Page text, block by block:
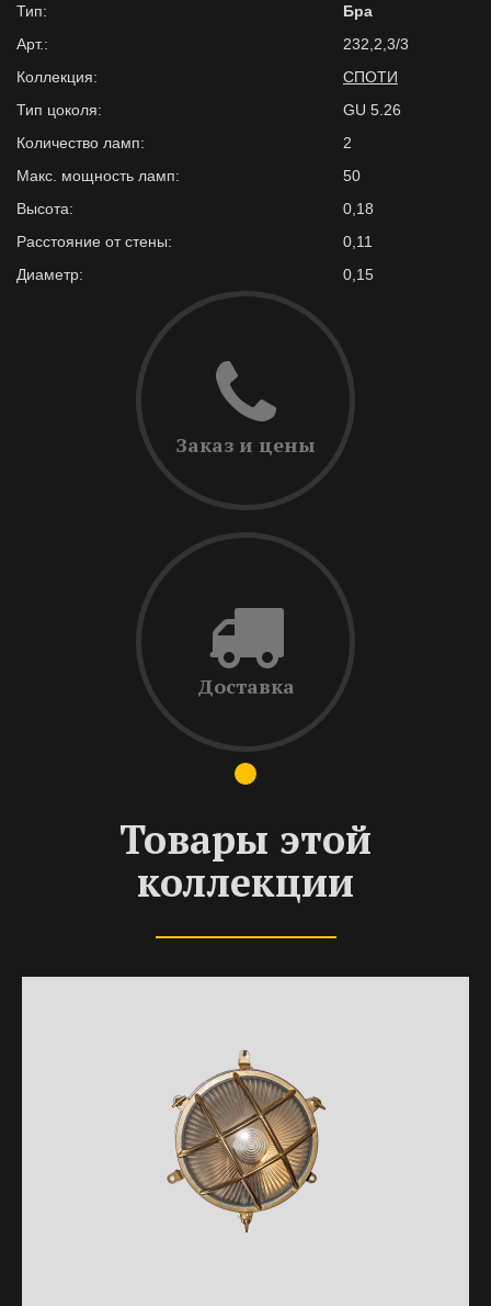
Тип:
Бра
Арт.:
232,2,3/3
Коллекция:
СПОТИ
Тип цоколя:
GU 5.26
Количество ламп:
2
Макс. мощность ламп:
50
Высота:
0,18
Расстояние от стены:
0,11
Диаметр:
0,15
Заказ и цены
Доставка
Товары этой
коллекции